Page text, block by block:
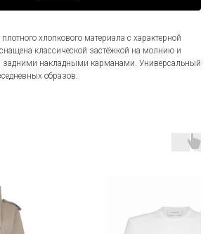
хлопкового материала с характерной
классической застёжкой на молнию и
задними накладными карманами. Универсальный
образов.